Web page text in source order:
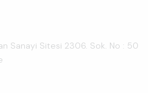
Sanayi Sitesi 2306. Sok. No : 50